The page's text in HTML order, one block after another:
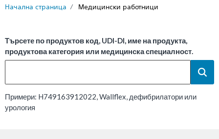
Начална страница Медицински работници
Търсете по продуктов код, UDI-DI, име на продукта,
продуктова категория или медицинска специалност.
Примери: H749163912022, Wallflex, дефибрилатори или
урология